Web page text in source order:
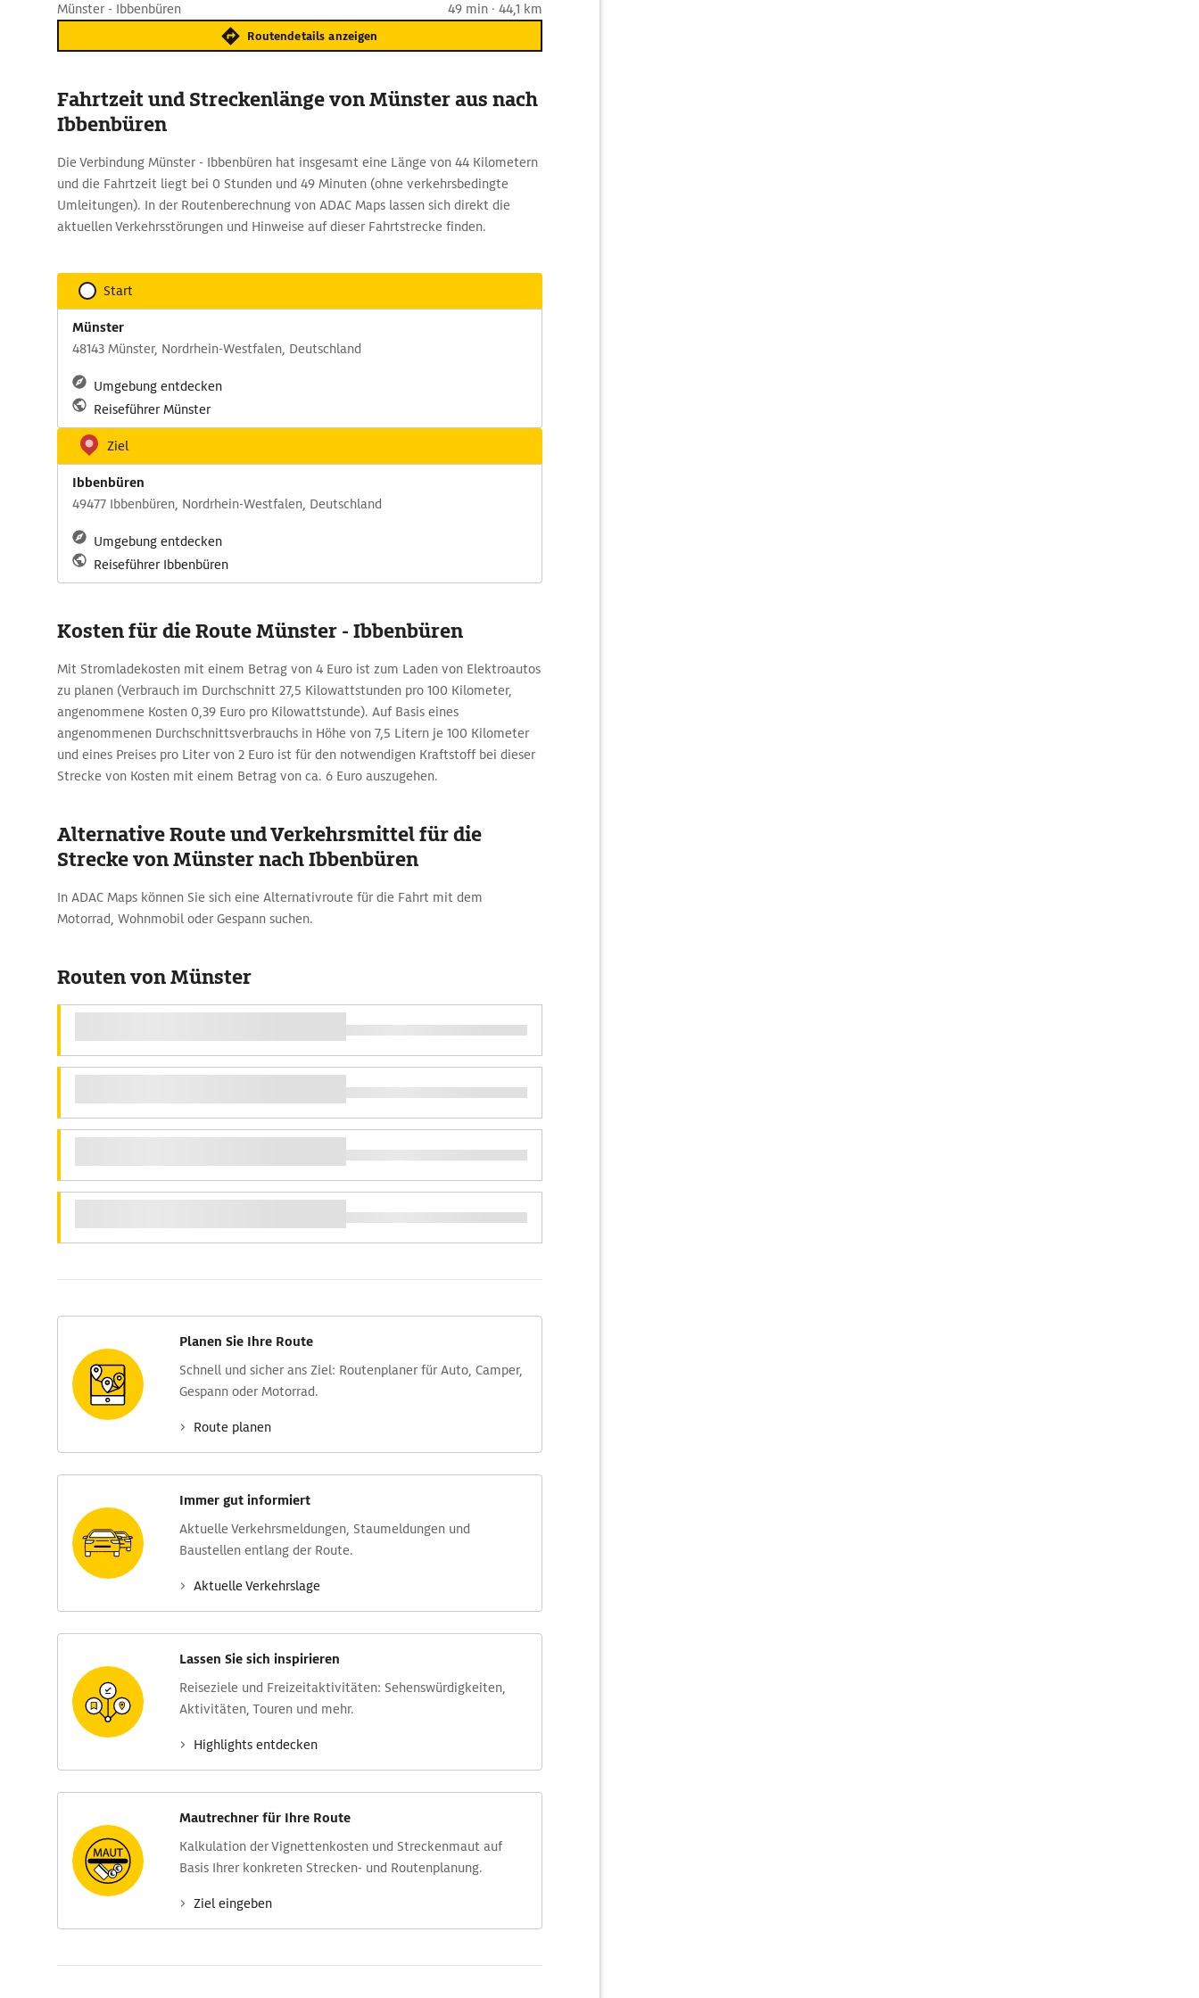
Münster - Ibbenbüren 49 min · 44,1 km
Routendetails anzeigen
Fahrtzeit und Streckenlänge von Münster aus nach
Ibbenbüren
Die Verbindung Münster - Ibbenbüren hat insgesamt eine Länge von 44 Kilometern
und die Fahrtzeit liegt bei 0 Stunden und 49 Minuten (ohne verkehrsbedingte
Umleitungen). In der Routenberechnung von ADAC Maps lassen sich direkt die
aktuellen Verkehrsstörungen und Hinweise auf dieser Fahrtstrecke finden.
Start
Münster
48143 Münster, Nordrhein-Westfalen, Deutschland
Umgebung entdecken
Reiseführer Münster
Ziel
Ibbenbüren
49477 Ibbenbüren, Nordrhein-Westfalen, Deutschland
Umgebung entdecken
Reiseführer Ibbenbüren
Kosten für die Route Münster - Ibbenbüren
Mit Stromladekosten mit einem Betrag von 4 Euro ist zum Laden von Elektroautos
zu planen (Verbrauch im Durchschnitt 27,5 Kilowattstunden pro 100 Kilometer,
angenommene Kosten 0,39 Euro pro Kilowattstunde). Auf Basis eines
angenommenen Durchschnittsverbrauchs in Höhe von 7,5 Litern je 100 Kilometer
und eines Preises pro Liter von 2 Euro ist für den notwendigen Kraftstoff bei dieser
Strecke von Kosten mit einem Betrag von ca. 6 Euro auszugehen.
Alternative Route und Verkehrsmittel für die
Strecke von Münster nach Ibbenbüren
In ADAC Maps können Sie sich eine Alternativroute für die Fahrt mit dem
Motorrad, Wohnmobil oder Gespann suchen.
Routen von Münster
Planen Sie Ihre Route
Schnell und sicher ans Ziel: Routen­planer für Auto, Camper,
Gespann oder Motorrad.
Route planen
Immer gut informiert
Aktuelle Verkehrs­meldungen, Stau­meldungen und
Baustellen entlang der Route.
Aktuelle Verkehrs­lage
Lassen Sie sich inspirieren
Reise­ziele und Freizeit­aktivitäten: Sehens­würdig­keiten,
Aktivitäten, Touren und mehr.
Highlights entdecken
Mautrechner für Ihre Route
Kalkulation der Vignettenkosten und Streckenmaut auf
Basis Ihrer konkreten Strecken- und Routenplanung.
Ziel eingeben